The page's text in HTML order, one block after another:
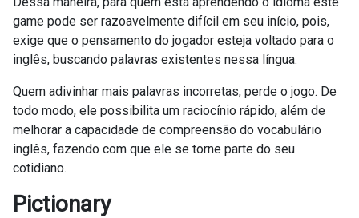
game pode ser razoavelmente difícil em seu início, pois,
exige que o pensamento do jogador esteja voltado para o
inglês, buscando palavras existentes nessa língua.
Quem adivinhar mais palavras incorretas, perde o jogo. De
todo modo, ele possibilita um raciocínio rápido, além de
melhorar a capacidade de compreensão do vocabulário
inglês, fazendo com que ele se torne parte do seu
cotidiano.
Pictionary